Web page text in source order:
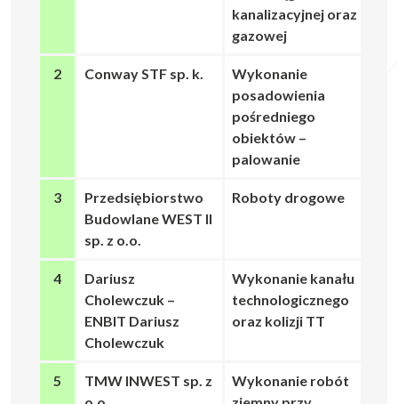
kanalizacyjnej oraz
gazowej
2 Conway STF sp. k.
Wykonanie
posadowienia
pośredniego
obiektów –
palowanie
3
Przedsiębiorstwo
Budowlane WEST II
sp. z o.o.
Roboty drogowe
4
Dariusz
Cholewczuk –
ENBIT Dariusz
Cholewczuk
Wykonanie kanału
technologicznego
oraz kolizji TT
5
TMW INWEST sp. z
Wykonanie robót